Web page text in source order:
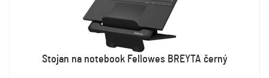
Stojan na notebook Fellowes BREYTA černý